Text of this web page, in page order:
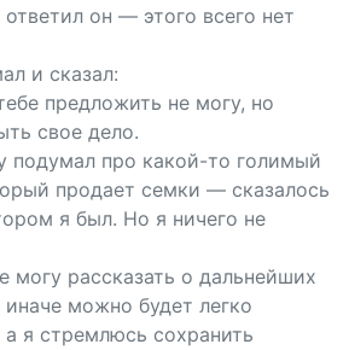
он — этого всего нет
и сказал:
предложить не могу, но
свое дело.
подумал про какой-то голимый
продает семки — сказалось
я был. Но я ничего не
могу рассказать о дальнейших
иначе можно будет легко
а я стремлюсь сохранить